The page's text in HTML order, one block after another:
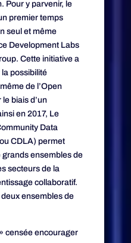
Pour y parvenir, le
premier temps
seul et même
Development Labs
Cette initiative a
la possibilité
de l’Open
biais d’un
en 2017, Le
Data
CDLA) permet
ensembles de
secteurs de la
collaboratif.
ensembles de
censée encourager